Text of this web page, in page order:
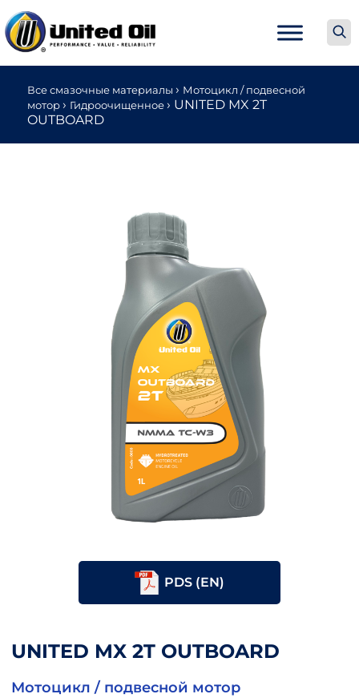
Все смазочные материалы› Мотоцикл / подвесной
мотор› Гидроочищенное› UNITED MX 2T
OUTBOARD
PDS (EN)
UNITED MX 2T OUTBOARD
Мотоцикл / подвесной мотор